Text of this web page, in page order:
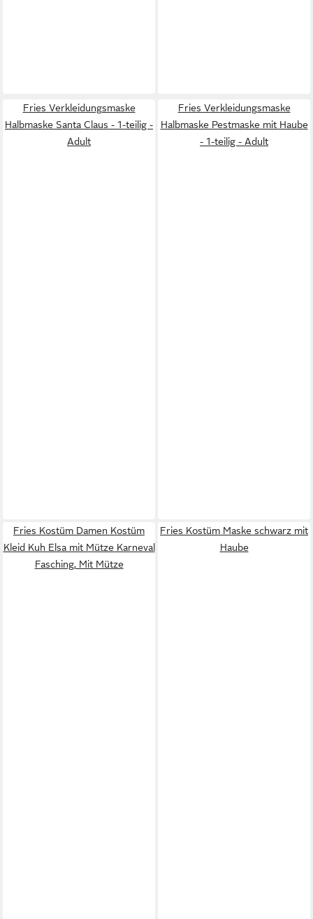
Fries Verkleidungsmaske
Halbmaske Santa Claus - 1-teilig -
Adult
Fries Verkleidungsmaske
Halbmaske Pestmaske mit Haube
- 1-teilig - Adult
Fries Kostüm Damen Kostüm
Kleid Kuh Elsa mit Mütze Karneval
Fasching, Mit Mütze
Fries Kostüm Maske schwarz mit
Haube